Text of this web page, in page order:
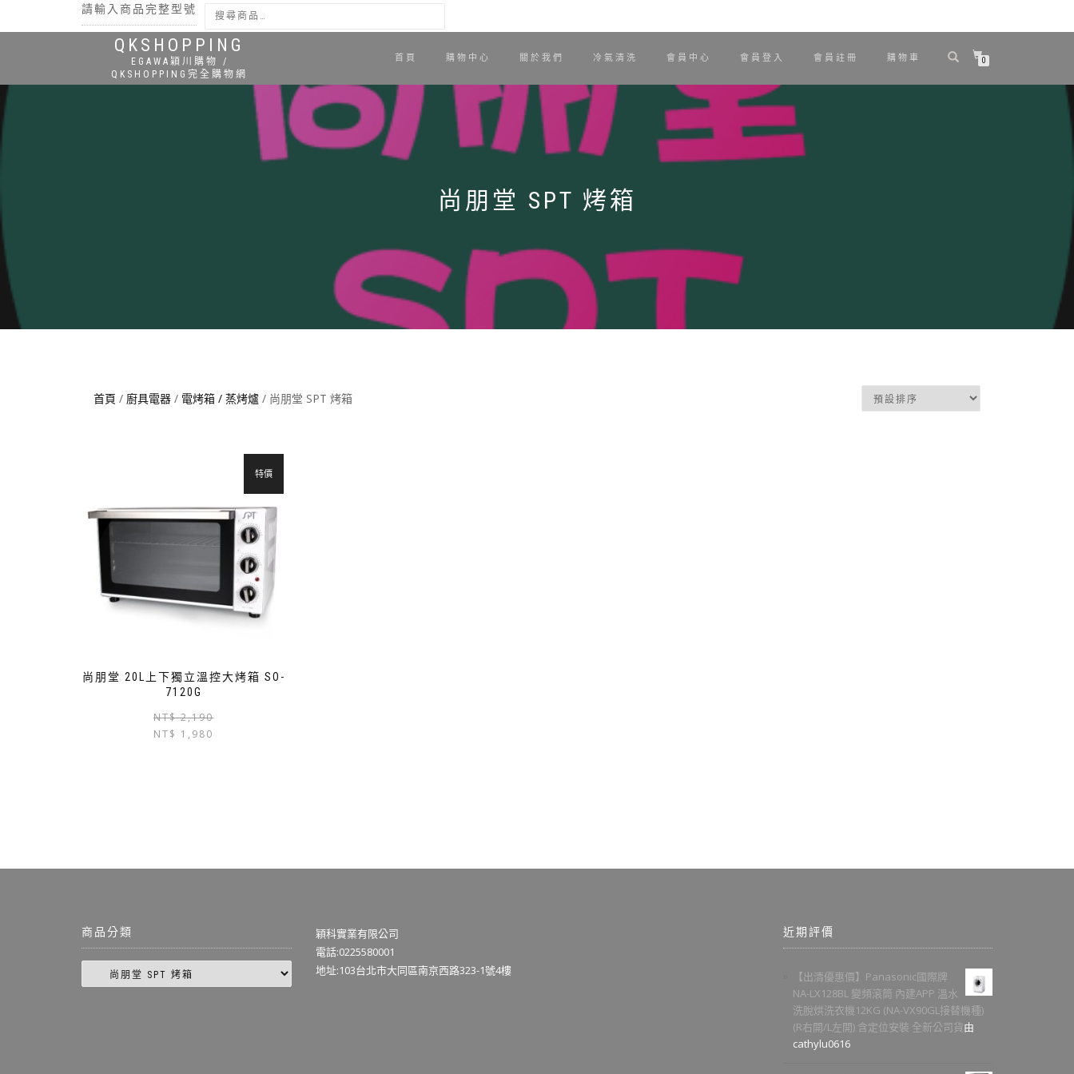
請輸入商品完整型號
搜尋
QKSHOPPING
EGAWA穎川購物 /
QKSHOPPING完全購物網
首頁 購物中心 關於我們 冷氣清洗 會員中心 會員登入 會員註冊 購物車 0
尚朋堂 SPT 烤箱
首頁 / 廚具電器 / 電烤箱 / 蒸烤爐 / 尚朋堂 SPT 烤箱
尚朋堂 20L上下獨立溫控大烤箱 SO-
7120G
特價
NT$2,190
NT$ 1,980
商品分類
穎科實業有限公司
電話:0225580001
地址:103台北市大同區南京西路323-1號4樓
近期評價
【出清優惠價】Panasonic國際牌
NA-LX128BL 變頻滾筒 內建APP 溫水
洗脫烘洗衣機12KG (NA-VX90GL接替機種)
(R右開/L左開) 含定位安裝 全新公司貨由
cathylu0616